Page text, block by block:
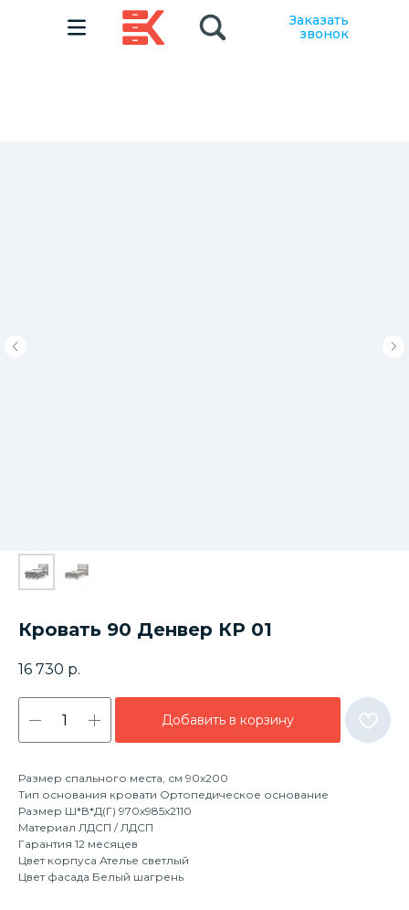
Заказать
звонок
Кровать 90 Денвер КР 01
16 730 р.
Добавить в корзину
Размер спального места, см 90х200
Тип основания кровати Ортопедическое основание
Размер Ш*В*Д(Г) 970х985х2110
Материал ЛДСП / ЛДСП
Гарантия 12 месяцев
Цвет корпуса Ателье светлый
Цвет фасада Белый шагрень